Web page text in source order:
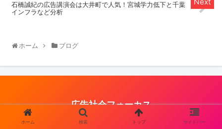
石橋誠紀の広告講演会は大井町で人気！宮城学力低下と千葉
インフラなど分析
ホーム ブログ
広告社会フォーカス
© 2021 広告社会フォーカス.
ホーム 検索 トップ サイドバー